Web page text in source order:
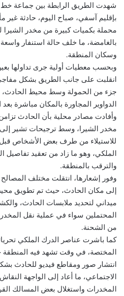
شهدت الطريق الرابطة بين جماعة خط
بإقليم آسفي، صباح اليوم، حادثة غير
محملة بكميات كبيرة من مخدر
بالغامضة، ما خلف حالة استنفار
وسكان المنطقة.
وبحسب معطيات أولية جرى تداولها
انقلبت على جانب الطريق بشكل
جزء من الحمولة وسط محيط
الدواوير المجاورة بالمكان مباشرة بعد
وأفادت مصادر محلية بأن الحادث
مخدر الشيرا، وسط ترجيحات تشير
للاستيلاء من طرف بعض الأشخاص
الملكي، وهو ما زاد من تعقيد تفاصيل
والترقب بالمنطقة.
وفور إشعارها، انتقلت مختلف المصالح
إلى مكان الحادث، حيث تم تطويق
ميداني لتحديد ملابسات الحادث،
المحتملين سواء في عملية نقل
من الشحنة.
كما باشرت عناصر الدرك الملكي
المختصة، في وقت تشهد فيه المنطقة
انتشار صور ومقاطع فيديو للحادث
الاجتماعي، ما أعاد إلى الواجهة
المخدرات واستغلال بعض المسالك